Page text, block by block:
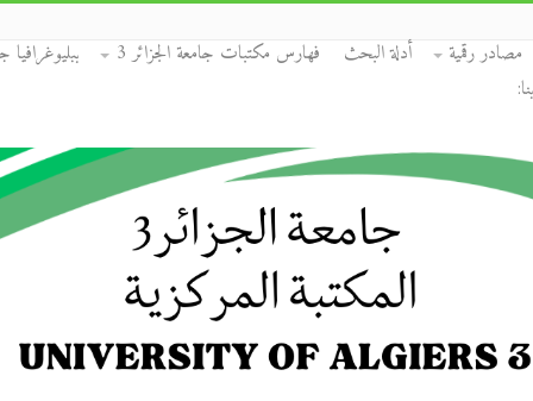
مصادر رقمية أدلة البحث فهارس مكتبات جامعة الجزائر 3
ببليوغرافيا